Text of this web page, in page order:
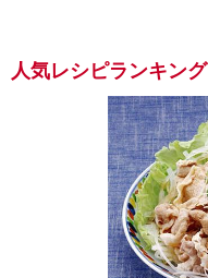
人気レシピランキング